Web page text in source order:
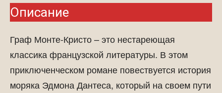
Описание
Граф Монте-Кристо – это нестареющая
классика французской литературы. В этом
приключенческом романе повествуется история
моряка Эдмона Дантеса, который на своем пути